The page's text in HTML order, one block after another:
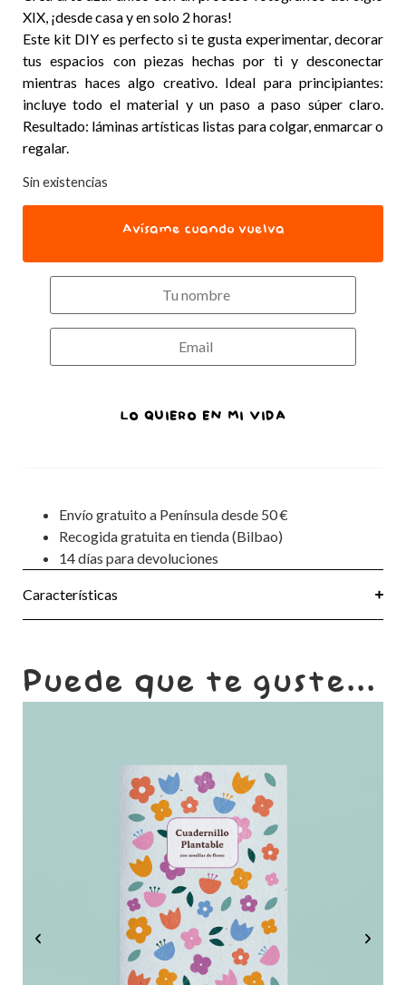
XIX, ¡desde casa y en solo 2 horas!
Este kit DIY es perfecto si te gusta experimentar, decorar
tus espacios con piezas hechas por ti y desconectar
mientras haces algo creativo. Ideal para principiantes:
incluye todo el material y un paso a paso súper claro.
Resultado: láminas artísticas listas para colgar, enmarcar o
regalar.
Sin existencias
Avísame cuando vuelva
LO QUIERO EN MI VIDA
Envío gratuito a Península desde 50 €
Recogida gratuita en tienda (Bilbao)
14 días para devoluciones
Características
Puede que te guste...